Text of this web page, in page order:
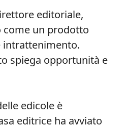
editoriale,
un prodotto
intrattenimento.
spiega opportunità e
edicole è
editrice ha avviato